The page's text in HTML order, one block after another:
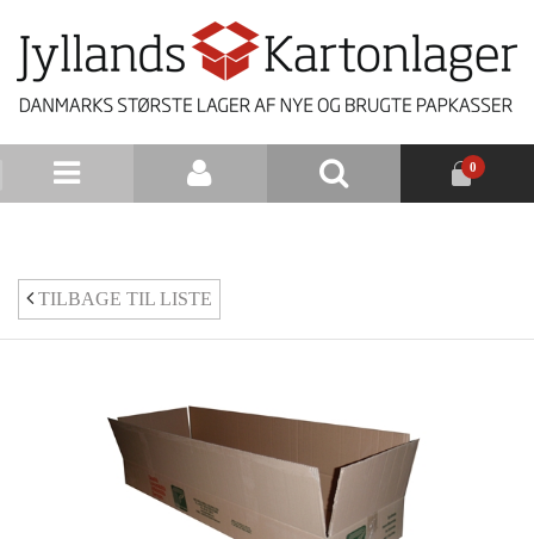
0
TILBAGE TIL LISTE